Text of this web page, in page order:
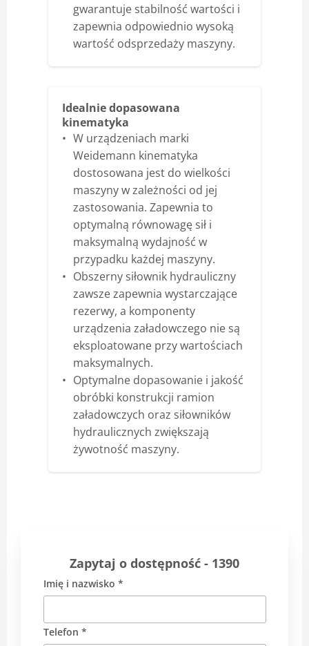
gwarantuje stabilność wartości i
zapewnia odpowiednio wysoką
wartość odsprzedaży maszyny.
Idealnie dopasowana
kinematyka
W urządzeniach marki
Weidemann kinematyka
dostosowana jest do wielkości
maszyny w zależności od jej
zastosowania. Zapewnia to
optymalną równowagę sił i
maksymalną wydajność w
przypadku każdej maszyny.
Obszerny siłownik hydrauliczny
zawsze zapewnia wystarczające
rezerwy, a komponenty
urządzenia załadowczego nie są
eksploatowane przy wartościach
maksymalnych.
Optymalne dopasowanie i jakość
obróbki konstrukcji ramion
załadowczych oraz siłowników
hydraulicznych zwiększają
żywotność maszyny.
Zapytaj o dostępność - 1390
Imię i nazwisko *
Telefon *